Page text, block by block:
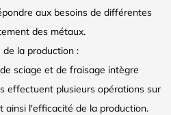
aux besoins de différentes
des métaux.
de la production :
sciage et de fraisage intègre
effectuent plusieurs opérations sur
ainsi l'efficacité de la production.